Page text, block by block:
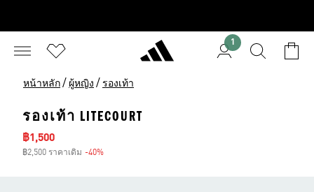
1
หน้าหลัก / ผู้หญิง / รองเท้า
รองเท้า LITECOURT
ราคาลด
฿1,500
฿2,500 ราคาเดิม -40%